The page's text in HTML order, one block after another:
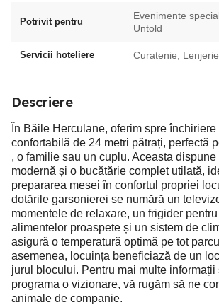
Potrivit pentru
Evenimente
Untold
Servicii hoteliere Curatenie,
Descriere
În Băile Herculane, oferim spre
confortabilă de 24 metri pătrați, perfectă
, o familie sau un cuplu. Aceasta
modernă și o bucătărie complet utilată,
prepararea mesei în confortul propriei
dotările garsonierei se numără un
momentele de relaxare, un frigider
alimentelor proaspete și un sistem de
asigură o temperatură optimă pe tot
asemenea, locuința beneficiază de un
jurul blocului. Pentru mai multe informații
programa o vizionare, vă rugăm să ne
animale de companie.